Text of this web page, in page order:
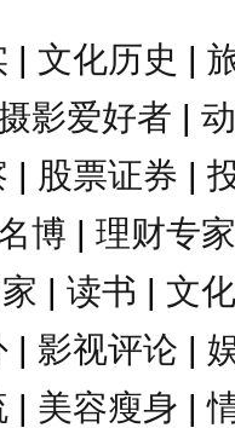
| 文化历史 |
影爱好者 |
| 股票证券 |
博 | 理财专家
| 读书 | 文
| 影视评论 |
| 美容瘦身 |